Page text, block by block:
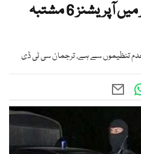
سی ٹی ڈی کے پنجاب بھر میں آپریشنز 6 مشتبہ
تنظیموں سے ہے، ترجمان سی ٹی ڈی